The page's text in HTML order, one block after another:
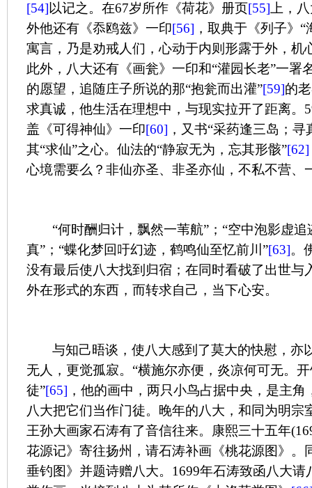
[54]以记之。在67岁所作《荷花》册页[55] 上，
外他还有《忝鸥兹》一印[56] ，取典于《列子》
寓言，乃是劝戒人们，心动于内则形露于外，机
此外，八大还有《画瓮》一印和“灌园长老”一署
的愿望，追随庄子所说的那“抱瓮而出灌”[59]的
求真诚，他生活在理想中，与现实拉开了距离。
盖《可得神仙》一印[60] ，又书“采药逢三岛；寻
其“求仙”之心。仙法的“静寂无为，忘其形骸”[62]
心境需要么？非仙亦圣、非圣亦仙，不私不营、
“何时酬归计，飘然一苇航”；“空中泡影虚
真”；“蝶化梦回吁幻迹，鹤鸣仙至忆前川”[63]。
没有最后使八大找到归宿；在同时看破了出世与
外在形式的东西，而转求自己，当下心安。
与知己晤谈，使八大感到了莫大的快慰，亦
无人，更觉孤寂。“横施尔亦便，炎凉何可无。
徒”[65] ，他的画中，两只小鸟占据中央，是主
八大把它们当作门徒。晚年的八大，和同为明宗
王孙大画家石涛有了音信往来。康熙三十五年
花源记》寄往扬州，请石涛补画《桃花源图》。
垂钓图》并题诗赠八大。 1699年石涛致函八大请